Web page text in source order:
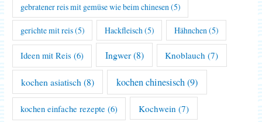
gebratener reis mit gemüse wie beim chinesen (5)
gerichte mit reis(5) Hackfleisch (5) Hähnchen (5)
Ideen mit Reis (6) Ingwer(8) Knoblauch (7)
kochen asiatisch (8) kochen chinesisch(9)
kochen einfache rezepte (6) Kochwein (7)